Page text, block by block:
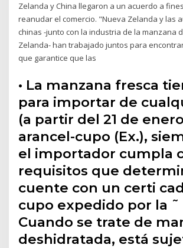
Zelanda y China llegaron a un acuerdo a
reanudar el comercio. "Nueva Zelanda y las
chinas -junto con la industria de la manzana
Zelanda- han trabajado juntos para
que garantice que las
• La manzana fresca
para importar de
(a partir del 21 de
arancel-cupo (Ex.),
el importador cumpla
requisitos que
cuente con un certi
cupo expedido por la ˜
Cuando se trate de
deshidratada, está